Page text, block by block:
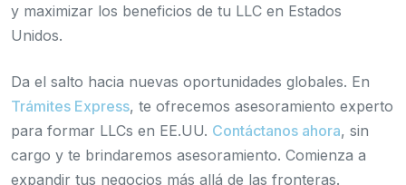
y maximizar los beneficios de tu LLC en Estados
Unidos.
Da el salto hacia nuevas oportunidades globales. En
Trámites Express, te ofrecemos asesoramiento experto
para formar LLCs en EE.UU. Contáctanos ahora, sin
cargo y te brindaremos asesoramiento. Comienza a
expandir tus negocios más allá de las fronteras.